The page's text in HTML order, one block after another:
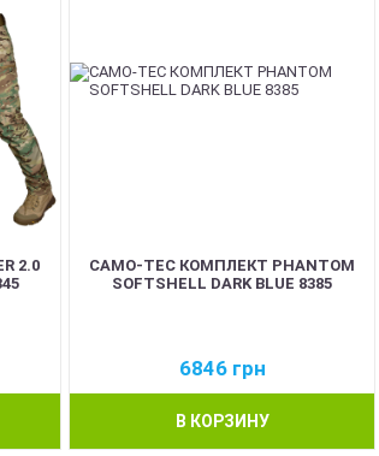
2.0
CAMO-TEC КОМПЛЕКТ PHANTOM
SOFTSHELL DARK BLUE 8385
6846 грн
В КОРЗИНУ